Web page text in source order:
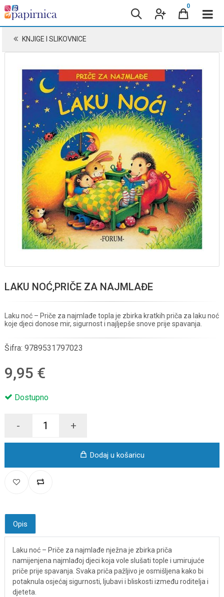
0
KNJIGE I SLIKOVNICE
LAKU NOĆ,PRIČE ZA NAJMLAĐE
Laku noć – Priče za najmlađe topla je zbirka kratkih priča za laku noć
koje djeci donose mir, sigurnost i najljepše snove prije spavanja.
Šifra: 9789531797023
9,95 €
Dostupno
- +
Dodaj u košaricu
Opis
Laku noć – Priče za najmlađe nježna je zbirka priča
namijenjena najmlađoj djeci koja vole slušati tople i umirujuće
priče prije spavanja. Svaka priča pažljivo je osmišljena kako bi
potaknula osjećaj sigurnosti, ljubavi i bliskosti između roditelja i
djeteta.